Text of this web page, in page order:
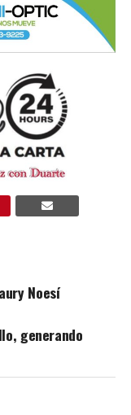
Noesí
generando